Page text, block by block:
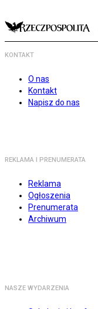
KONTAKT
O nas
Kontakt
Napisz do nas
REKLAMA I PRENUMERATA
Reklama
Ogłoszenia
Prenumerata
Archiwum
NASZE WYDARZENIA